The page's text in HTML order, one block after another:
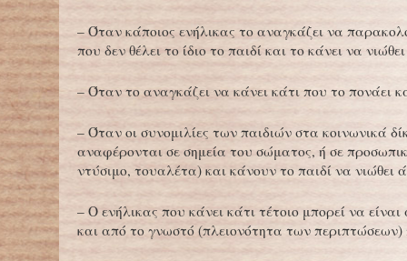
– Όταν κάποιος ενήλικας το αναγκάζει να
που δεν θέλει το ίδιο το παιδί και το κάνει να
– Όταν το αναγκάζει να κάνει κάτι που το πονάει
– Όταν οι συνομιλίες των παιδιών στα κοινωνικά
αναφέρονται σε σημεία του σώματος, ή σε
ντύσιμο, τουαλέτα) και κάνουν το παιδί να νιώθει
– Ο ενήλικας που κάνει κάτι τέτοιο μπορεί να
και από το γνωστό (πλειονότητα των περιπτώσεων)